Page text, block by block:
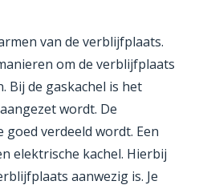
van de verblijfplaats.
om de verblijfplaats
Bij de gaskachel is het
wordt. De
verdeeld wordt. Een
elektrische kachel. Hierbij
aanwezig is. Je